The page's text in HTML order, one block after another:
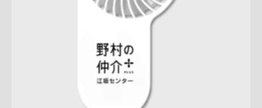
店舗開発 ブランド訴求新作インパクト
江坂センターオモシロキャンペーン
詳しく見る